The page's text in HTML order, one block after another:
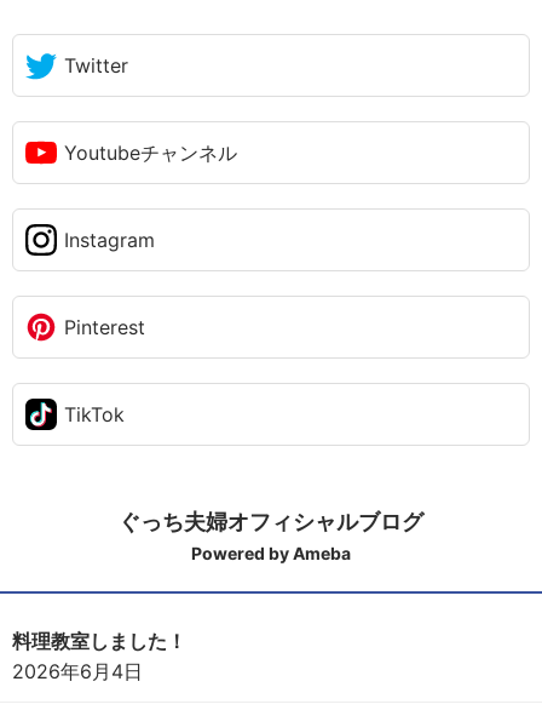
Twitter
Youtubeチャンネル
Instagram
Pinterest
TikTok
ぐっち夫婦オフィシャルブログ
Powered by Ameba
料理教室しました！
2026年6月4日